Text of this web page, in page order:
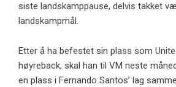
siste landskamppause, delvis takket
landskampmål.
Etter å ha befestet sin plass som
høyreback, skal han til VM neste
en plass i Fernando Santos’ lag